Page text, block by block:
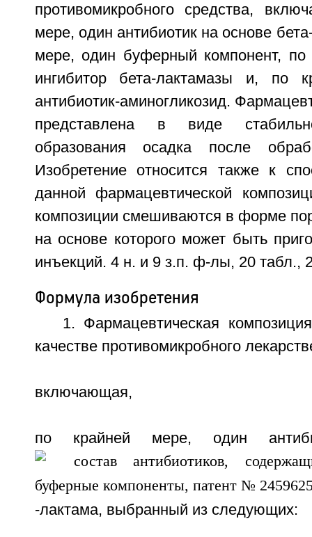
противомикробного средства,
мере, один антибиотик на основе
мере, один буферный компонент, по
ингибитор бета-лактамазы и, по
антибиотик-аминогликозид.
представлена в виде
образования осадка после
Изобретение относится также к
данной фармацевтической
композиции смешиваются в форме
на основе которого может быть
инъекций. 4 н. и 9 з.п. ф-лы, 20 табл.,
Формула изобретения
1. Фармацевтическая
качестве противомикробного
включающая,
по крайней мере, один
-лактама, выбранный из следующих: